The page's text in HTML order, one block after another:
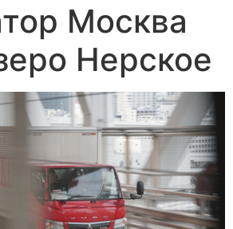
Москва
Нерское